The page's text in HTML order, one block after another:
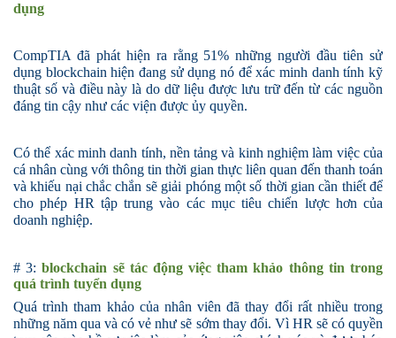
dụng
CompTIA đã phát hiện ra rằng 51% những người đầu tiên sử
dụng blockchain hiện đang sử dụng nó để xác minh danh tính kỹ
thuật số và điều này là do dữ liệu được lưu trữ đến từ các nguồn
đáng tin cậy như các viện được ủy quyền.
Có thể xác minh danh tính, nền tảng và kinh nghiệm làm việc của
cá nhân cùng với thông tin thời gian thực liên quan đến thanh toán
và khiếu nại chắc chắn sẽ giải phóng một số thời gian cần thiết để
cho phép HR tập trung vào các mục tiêu chiến lược hơn của
doanh nghiệp.
# 3:blockchain sẽ tác động việctham khảo thông tin trong
quá trình tuyển dụng
Quá trình tham khảo của nhân viên đã thay đổi rất nhiều trong
những năm qua và có vẻ như sẽ sớm thay đổi. Vì HR sẽ có quyền